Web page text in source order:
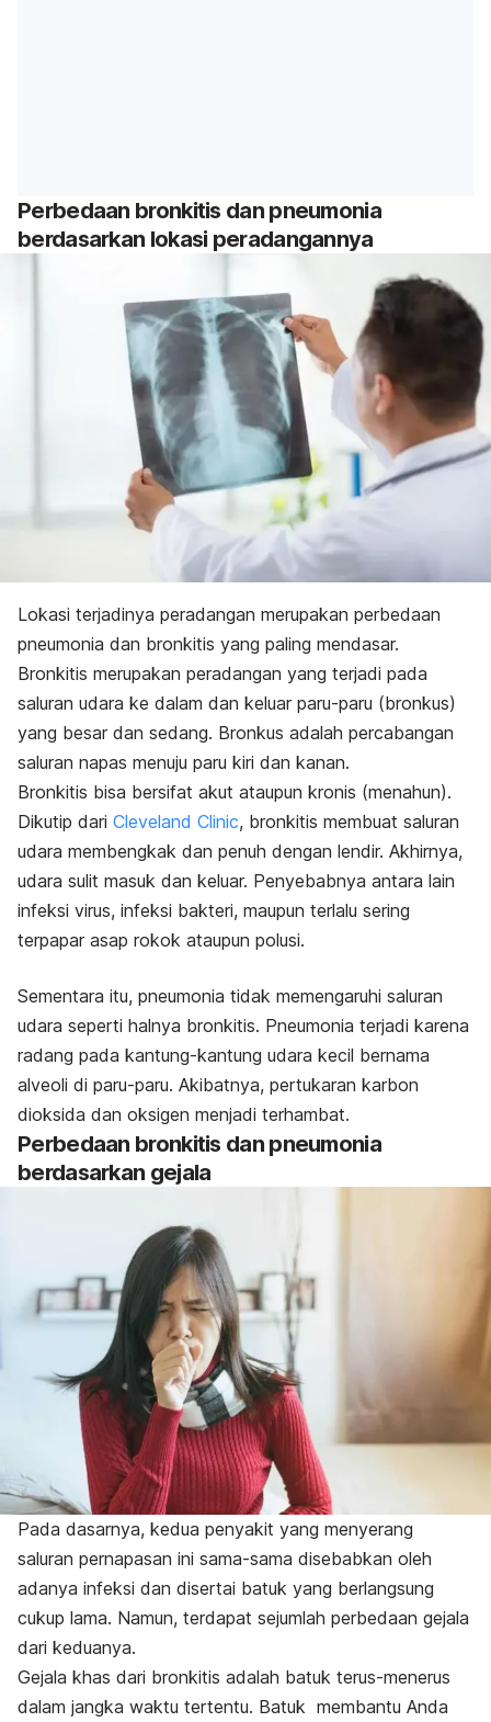
Perbedaan bronkitis dan pneumonia
berdasarkan lokasi peradangannya
Lokasi terjadinya peradangan merupakan perbedaan
pneumonia dan bronkitis yang paling mendasar.
Bronkitis merupakan peradangan yang terjadi pada
saluran udara ke dalam dan keluar paru-paru (bronkus)
yang besar dan sedang. Bronkus adalah percabangan
saluran napas menuju paru kiri dan kanan.
Bronkitis bisa bersifat akut ataupun kronis (menahun).
Dikutip dari Cleveland Clinic, bronkitis membuat saluran
udara membengkak dan penuh dengan lendir. Akhirnya,
udara sulit masuk dan keluar. Penyebabnya antara lain
infeksi virus, infeksi bakteri, maupun terlalu sering
terpapar asap rokok ataupun polusi.
Sementara itu, pneumonia tidak memengaruhi saluran
udara seperti halnya bronkitis. Pneumonia terjadi karena
radang pada kantung-kantung udara kecil bernama
alveoli di paru-paru. Akibatnya, pertukaran karbon
dioksida dan oksigen menjadi terhambat.
Perbedaan bronkitis dan pneumonia
berdasarkan gejala
Pada dasarnya, kedua penyakit yang menyerang
saluran pernapasan ini sama-sama disebabkan oleh
adanya infeksi dan disertai batuk yang berlangsung
cukup lama. Namun, terdapat sejumlah perbedaan gejala
dari keduanya.
Gejala khas dari bronkitis adalah batuk terus-menerus
dalam jangka waktu tertentu. Batuk membantu Anda